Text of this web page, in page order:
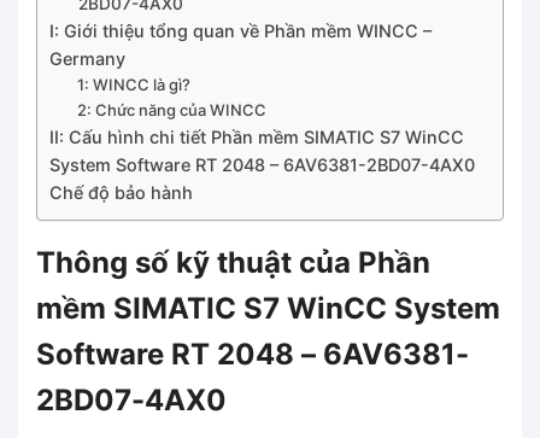
I: Giới thiệu tổng quan về Phần mềm WINCC –
Germany
1: WINCC là gì?
2: Chức năng của WINCC
II: Cấu hình chi tiết Phần mềm SIMATIC S7 WinCC
System Software RT 2048 – 6AV6381-2BD07-4AX0
Chế độ bảo hành
Thông số kỹ thuật của Phần
mềm SIMATIC S7 WinCC System
Software RT 2048 – 6AV6381-
2BD07-4AX0